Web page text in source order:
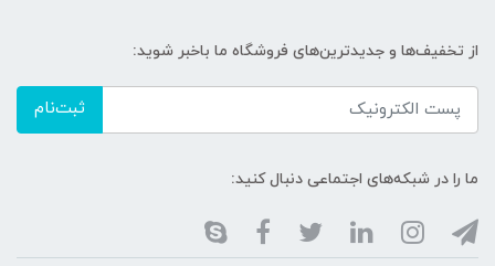
از تخفیف‌ها و جدیدترین‌های فروشگاه ما باخبر شوید:
ثبت‌نام
ما را در شبکه‌های اجتماعی دنبال کنید: